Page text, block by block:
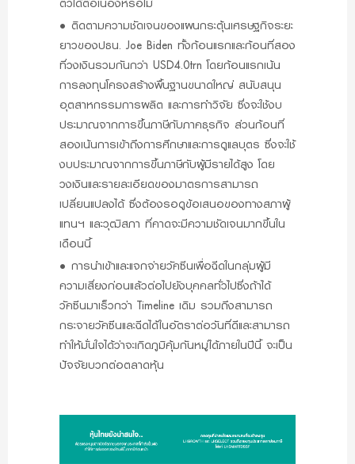
• ติดตามความชัดเจนของแผนกระตุ้นเศรษฐกิจระยะ
ยาวของปธน. Joe Biden ทั้งก้อนแรกและก้อนที่สอง
ที่วงเงินรวมกันกว่า USD4.0trn โดยก้อนแรกเน้น
การลงทุนโครงสร้างพื้นฐานขนาดใหญ่ สนับสนุน
อุตสาหกรรมการผลิต และการทำวิจัย ซึ่งจะใช้งบ
ประมาณจากการขึ้นภาษีกับภาคธุรกิจ ส่วนก้อนที่
สองเน้นการเข้าถึงการศึกษาและการดูแลบุตร ซึ่งจะใช้
งบประมาณจากการขึ้นภาษีกับผู้มีรายได้สูง โดย
วงเงินและรายละเอียดของมาตรการสามารถ
เปลี่ยนแปลงได้ ซึ่งต้องรอดูข้อเสนอของทางสภาผู้
แทนฯ และวุฒิสภา ที่คาดจะมีความชัดเจนมากขึ้นใน
เดือนนี้
• การนำเข้าและแจกจ่ายวัคซีนเพื่อฉีดในกลุ่มผู้มี
ความเสี่ยงก่อนแล้วต่อไปยังบุคคลทั่วไปซึ่งถ้าได้
วัคซีนมาเร็วกว่า Timeline เดิม รวมถึงสามารถ
กระจายวัคซีนและฉีดได้ในอัตราต่อวันที่ดีและสามารถ
ทำให้มั่นใจได้ว่าจะเกิดภูมิคุ้มกันหมู่ได้ภายในปีนี้ จะเป็น
ปัจจัยบวกต่อตลาดหุ้น